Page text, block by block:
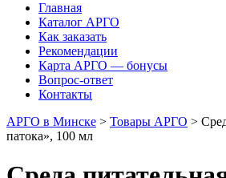
Главная
Каталог АРГО
Как заказать
Рекомендации
Карта АРГО — бонусы
Вопрос-ответ
Контакты
АРГО в Минске > Товары АРГО >
патока», 100 мл